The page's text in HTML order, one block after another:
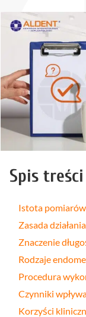
Spis treści
Istota
Zasada
Znaczenie
Rodzaje
Procedura
Czynniki
Korzyści